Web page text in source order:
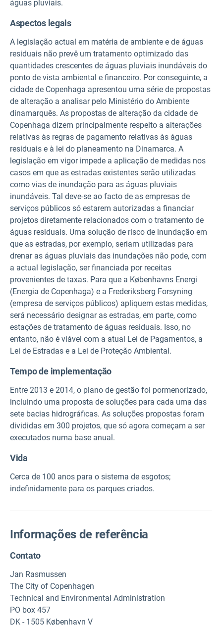
águas pluviais.
Aspectos legais
A legislação actual em matéria de ambiente e de águas
residuais não prevê um tratamento optimizado das
quantidades crescentes de águas pluviais inundáveis do
ponto de vista ambiental e financeiro. Por conseguinte, a
cidade de Copenhaga apresentou uma série de propostas
de alteração a analisar pelo Ministério do Ambiente
dinamarquês. As propostas de alteração da cidade de
Copenhaga dizem principalmente respeito a alterações
relativas às regras de pagamento relativas às águas
residuais e à lei do planeamento na Dinamarca. A
legislação em vigor impede a aplicação de medidas nos
casos em que as estradas existentes serão utilizadas
como vias de inundação para as águas pluviais
inundáveis. Tal deve-se ao facto de as empresas de
serviços públicos só estarem autorizadas a financiar
projetos diretamente relacionados com o tratamento de
águas residuais. Uma solução de risco de inundação em
que as estradas, por exemplo, seriam utilizadas para
drenar as águas pluviais das inundações não pode, com
a actual legislação, ser financiada por receitas
provenientes de taxas. Para que a Københavns Energi
(Energia de Copenhaga) e a Frederiksberg Forsyning
(empresa de serviços públicos) apliquem estas medidas,
será necessário designar as estradas, em parte, como
estações de tratamento de águas residuais. Isso, no
entanto, não é viável com a atual Lei de Pagamentos, a
Lei de Estradas e a Lei de Proteção Ambiental.
Tempo de implementação
Entre 2013 e 2014, o plano de gestão foi pormenorizado,
incluindo uma proposta de soluções para cada uma das
sete bacias hidrográficas. As soluções propostas foram
divididas em 300 projetos, que só agora começam a ser
executados numa base anual.
Vida
Cerca de 100 anos para o sistema de esgotos;
indefinidamente para os parques criados.
Informações de referência
Contato
Jan Rasmussen
The City of Copenhagen
Technical and Environmental Administration
PO box 457
DK - 1505 København V